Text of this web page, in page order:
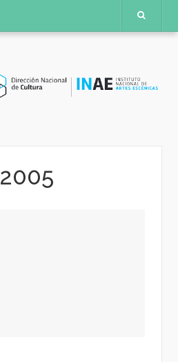
2005